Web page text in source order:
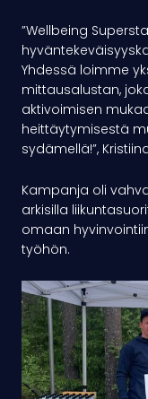
”Wellbeing
Yhdessä loimme
mittausalustan,
aktivoimisen
heittäytymisestä
sydämellä!”,
Kampanja oli
arkisilla
omaan
työhön.